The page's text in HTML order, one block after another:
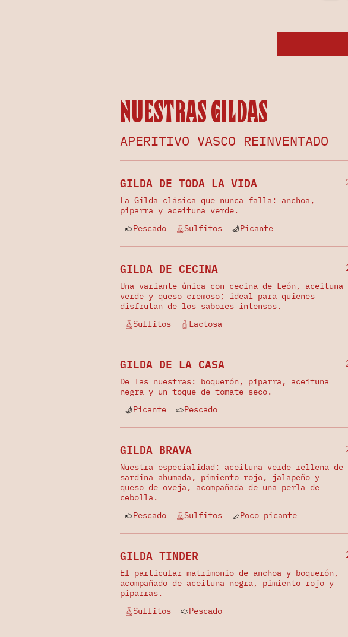
Nuestras Gildas
APERITIVO VASCO REINVENTADO
GILDA DE TODA LA VIDA
La Gilda clásica que nunca falla: anchoa,
piparra y aceituna verde.
Pescado Sulfitos Picante
GILDA DE CECINA
Una variante única con cecina de León, aceituna
verde y queso cremoso; ideal para quienes
disfrutan de los sabores intensos.
Sulfitos Lactosa
GILDA DE LA CASA
De las nuestras: boquerón, piparra, aceituna
negra y un toque de tomate seco.
Picante Pescado
GILDA BRAVA
Nuestra especialidad: aceituna verde rellena de
sardina ahumada, pimiento rojo, jalapeño y
queso de oveja, acompañada de una perla de
cebolla.
Pescado Sulfitos Poco picante
GILDA TINDER
El particular matrimonio de anchoa y boquerón,
acompañado de aceituna negra, pimiento rojo y
piparras.
Sulfitos Pescado